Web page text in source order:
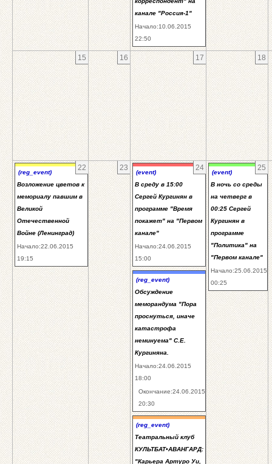
канале "Россия-1"
Начало:10.06.2015
22:50
15 16 17 18
22
(reg_event)
Возложение цветов к
мемориалу павшим в
Великой
Отечественной
Войне (Ленинград)
Начало:22.06.2015
19:15
23 24
(event)
В среду в 15:00
Сергей Кургинян в
программе "Время
покажет" на "Первом
канале"
Начало:24.06.2015
15:00
(reg_event)
Обсуждение
меморандума "Пора
проснуться, иначе
катастрофа
неминуема" С.Е.
Кургиняна.
Начало:24.06.2015
18:00
Окончание:24.06.2015
20:30
(reg_event)
Театральный клуб
КУЛЬТБАТ•АВАНГАРД:
"Карьера Артуро Уи,
25
(event)
В ночь со среды
на четверг в
00:25 Сергей
Кургинян в
программе
"Политика" на
"Первом канале"
Начало:25.06.2015
00:25